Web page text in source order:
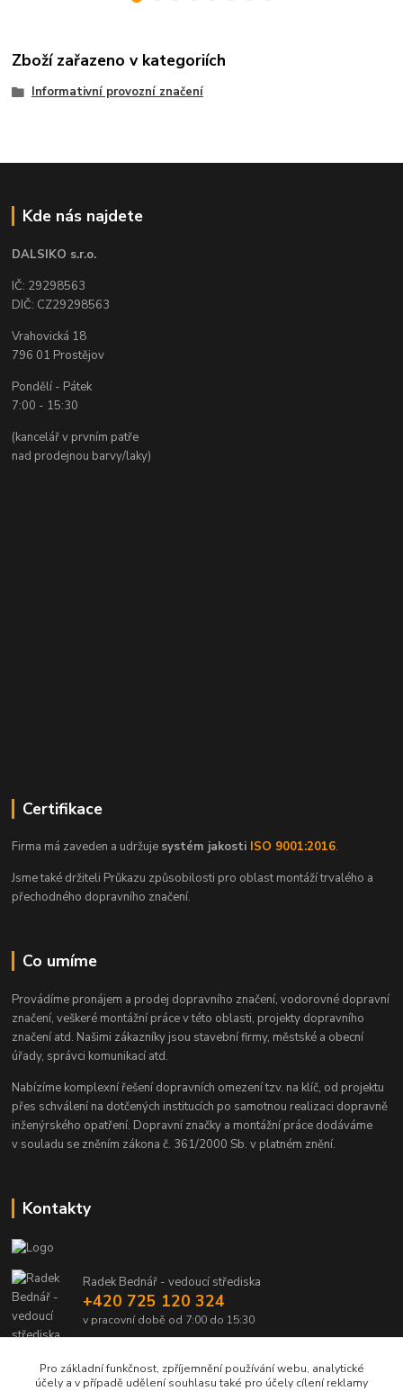
Zboží zařazeno v kategoriích
Informativní provozní značení
Kde nás najdete
DALSIKO s.r.o.
IČ: 29298563
DIČ: CZ29298563
Vrahovická 18
796 01 Prostějov
Pondělí - Pátek
7:00 - 15:30
(kancelář v prvním patře
nad prodejnou barvy/laky)
Certifikace
Firma má zaveden a udržuje systém jakosti ISO 9001:2016.
Jsme také držiteli Průkazu způsobilosti pro oblast montáží trvalého a
přechodného dopravního značení.
Co umíme
Provádíme pronájem a prodej dopravního značení, vodorovné dopravní
značení, veškeré montážní práce v této oblasti, projekty dopravního
značení atd. Našimi zákazníky jsou stavební firmy, městské a obecní
úřady, správci komunikací atd.
Nabízíme komplexní řešení dopravních omezení tzv. na klíč, od projektu
přes schválení na dotčených institucích po samotnou realizaci dopravně
inženýrského opatření. Dopravní značky a montážní práce dodáváme
v souladu se zněním zákona č. 361/2000 Sb. v platném znění.
Kontakty
Radek Bednář - vedoucí střediska
+420 725 120 324
v pracovní době od 7:00 do 15:30
Pro základní funkčnost, zpříjemnění používání webu, analytické
účely a v případě udělení souhlasu také pro účely cílení reklamy